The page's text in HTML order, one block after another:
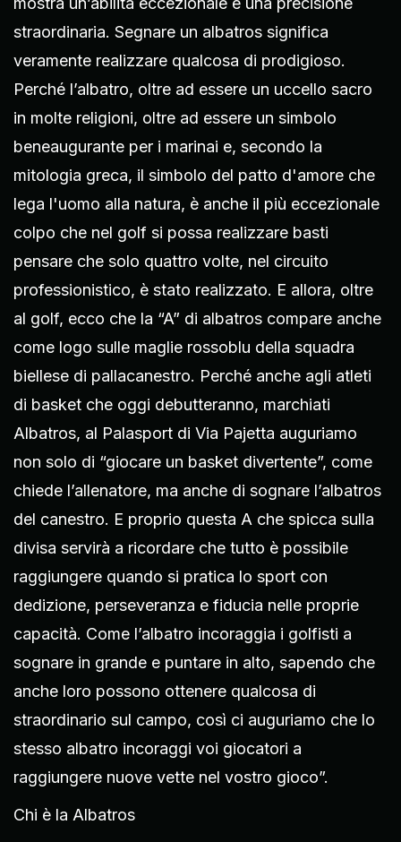
straordinaria. Segnare un albatros significa
veramente realizzare qualcosa di prodigioso.
Perché l’albatro, oltre ad essere un uccello sacro
in molte religioni, oltre ad essere un simbolo
beneaugurante per i marinai e, secondo la
mitologia greca, il simbolo del patto d'amore che
lega l'uomo alla natura, è anche il più eccezionale
colpo che nel golf si possa realizzare basti
pensare che solo quattro volte, nel circuito
professionistico, è stato realizzato. E allora, oltre
al golf, ecco che la “A” di albatros compare anche
come logo sulle maglie rossoblu della squadra
biellese di pallacanestro. Perché anche agli atleti
di basket che oggi debutteranno, marchiati
Albatros, al Palasport di Via Pajetta auguriamo
non solo di “giocare un basket divertente”, come
chiede l’allenatore, ma anche di sognare l’albatros
del canestro. E proprio questa A che spicca sulla
divisa servirà a ricordare che tutto è possibile
raggiungere quando si pratica lo sport con
dedizione, perseveranza e fiducia nelle proprie
capacità. Come l’albatro incoraggia i golfisti a
sognare in grande e puntare in alto, sapendo che
anche loro possono ottenere qualcosa di
straordinario sul campo, così ci auguriamo che lo
stesso albatro incoraggi voi giocatori a
raggiungere nuove vette nel vostro gioco”.
Chi è la Albatros